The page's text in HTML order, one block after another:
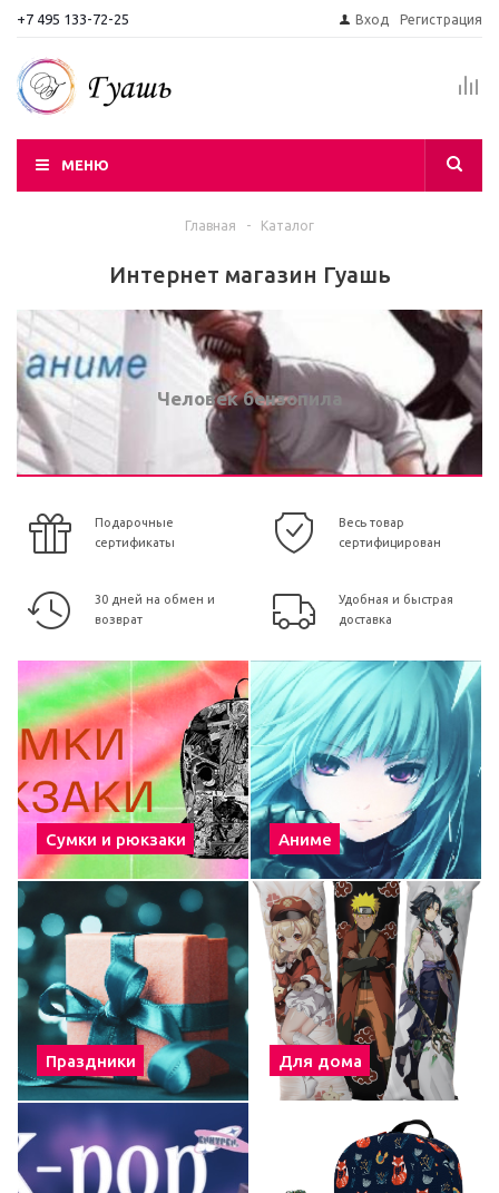
+7 495 133-72-25 Вход Регистрация
МЕНЮ
Главная - Каталог
Интернет магазин Гуашь
Человек бензопила
Подарочные
сертификаты
Весь товар
сертифицирован
30 дней на обмен и
возврат
Удобная и быстрая
доставка
Сумки и рюкзаки Аниме
Праздники Для дома